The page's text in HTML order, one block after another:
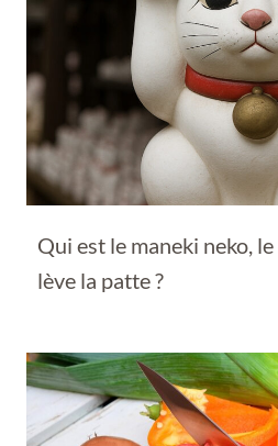
Qui est le maneki neko,
lève la patte ?